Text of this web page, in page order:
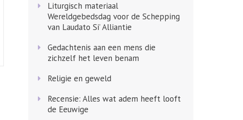
Liturgisch materiaal
Wereldgebedsdag voor de Schepping
van Laudato Si’ Alliantie
Gedachtenis aan een mens die
zichzelf het leven benam
Religie en geweld
Recensie: Alles wat adem heeft looft
de Eeuwige